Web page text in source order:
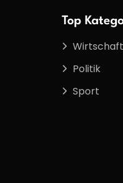
Top
Wirtschaft
Politik
Sport